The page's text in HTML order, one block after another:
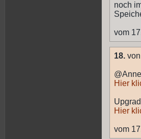
noch
vom
18.
Hier
Hier
vom